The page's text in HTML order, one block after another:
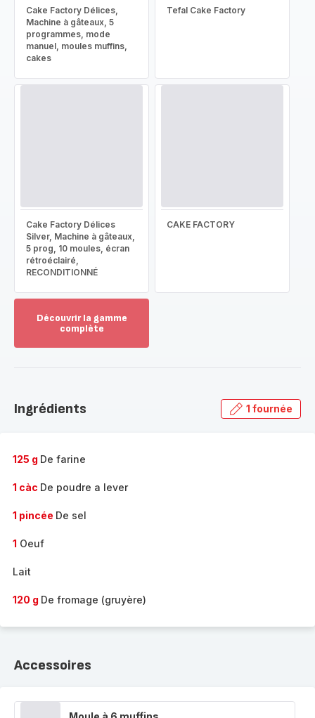
Cake Factory Délices,
Machine à gâteaux, 5
programmes, mode
manuel, moules muffins,
cakes
Tefal Cake Factory
Cake Factory Délices
Silver, Machine à gâteaux,
5 prog, 10 moules, écran
rétroéclairé,
RECONDITIONNÉ
CAKE FACTORY
Découvrir la gamme
complète
gamme
Ingrédients 1 fournée
125 g De farine
1 càc De poudre a lever
1 pincée De sel
1 Oeuf
Lait
120 g De fromage (gruyère)
Accessoires